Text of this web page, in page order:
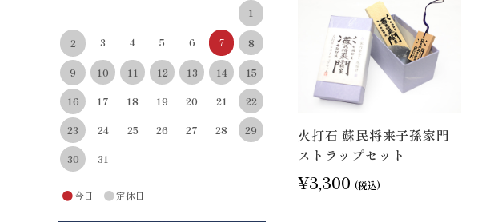
火打石 蘇民将来子孫家門
ストラップセット
¥3,300 (税込)
1
2 3 4 5 6 7 8
9 10 11 12 13 14 15
16 17 18 19 20 21 22
23 24 25 26 27 28 29
30 31
●今日 ●定休日